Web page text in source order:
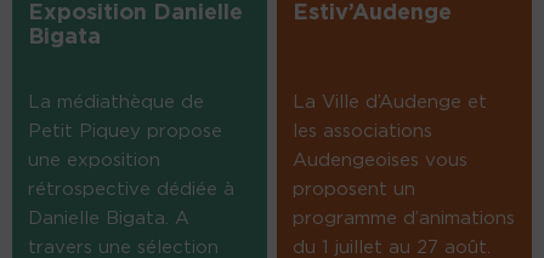
Exposition Danielle
Bigata
La médiathèque de
Petit Piquey propose
une exposition
rétrospective dédiée à
Danielle Bigata. A
travers une sélection
Estiv’Audenge
La Ville d’Audenge et
les associations
Audengeoises vous
proposent un
programme d’animations
du 1 juillet au 27 août.